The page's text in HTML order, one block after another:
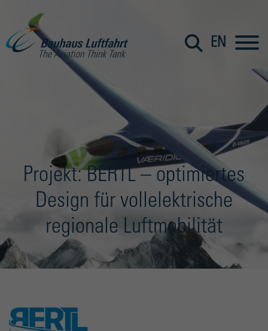
EN
Projekt: BERTL – optimiertes
Design für vollelektrische
regionale Luftmobilität